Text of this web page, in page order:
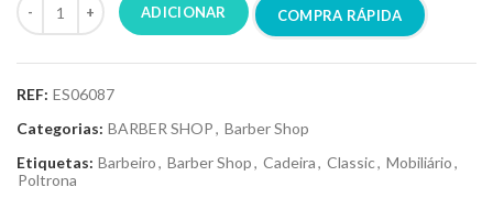
ADICIONAR COMPRA RÁPIDA
REF: ES06087
Categorias: BARBER SHOP, Barber Shop
Etiquetas: Barbeiro, Barber Shop, Cadeira, Classic, Mobiliário,
Poltrona